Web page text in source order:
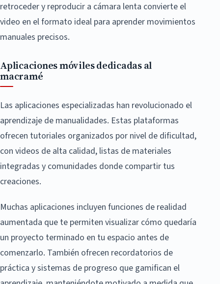
retroceder y reproducir a cámara lenta convierte el
video en el formato ideal para aprender movimientos
manuales precisos.
Aplicaciones móviles dedicadas al
macramé
Las aplicaciones especializadas han revolucionado el
aprendizaje de manualidades. Estas plataformas
ofrecen tutoriales organizados por nivel de dificultad,
con videos de alta calidad, listas de materiales
integradas y comunidades donde compartir tus
creaciones.
Muchas aplicaciones incluyen funciones de realidad
aumentada que te permiten visualizar cómo quedaría
un proyecto terminado en tu espacio antes de
comenzarlo. También ofrecen recordatorios de
práctica y sistemas de progreso que gamifican el